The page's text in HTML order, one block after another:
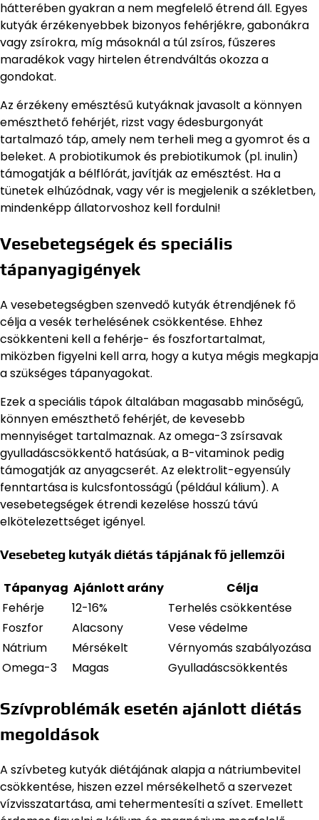
hátterében gyakran a nem megfelelő étrend áll. Egyes
kutyák érzékenyebbek bizonyos fehérjékre, gabonákra
vagy zsírokra, míg másoknál a túl zsíros, fűszeres
maradékok vagy hirtelen étrendváltás okozza a
gondokat.
Az érzékeny emésztésű kutyáknak javasolt a könnyen
emészthető fehérjét, rizst vagy édesburgonyát
tartalmazó táp, amely nem terheli meg a gyomrot és a
beleket. A probiotikumok és prebiotikumok (pl. inulin)
támogatják a bélflórát, javítják az emésztést. Ha a
tünetek elhúzódnak, vagy vér is megjelenik a székletben,
mindenképp állatorvoshoz kell fordulni!
Vesebetegségek és speciális
tápanyagigények
A vesebetegségben szenvedő kutyák étrendjének fő
célja a vesék terhelésének csökkentése. Ehhez
csökkenteni kell a fehérje- és foszfortartalmat,
miközben figyelni kell arra, hogy a kutya mégis megkapja
a szükséges tápanyagokat.
Ezek a speciális tápok általában magasabb minőségű,
könnyen emészthető fehérjét, de kevesebb
mennyiséget tartalmaznak. Az omega-3 zsírsavak
gyulladáscsökkentő hatásúak, a B-vitaminok pedig
támogatják az anyagcserét. Az elektrolit-egyensúly
fenntartása is kulcsfontosságú (például kálium). A
vesebetegségek étrendi kezelése hosszú távú
elkötelezettséget igényel.
Vesebeteg kutyák diétás tápjának fő jellemzői
Tápanyag Ajánlott arány
Célja
Fehérje
12-16%
Terhelés csökkentése
Foszfor
Alacsony
Vese védelme
Nátrium
Mérsékelt
Vérnyomás szabályozása
Omega-3
Magas Gyulladáscsökkentés
Szívproblémák esetén ajánlott diétás
megoldások
A szívbeteg kutyák diétájának alapja a nátriumbevitel
csökkentése, hiszen ezzel mérsékelhető a szervezet
vízvisszatartása, ami tehermentesíti a szívet. Emellett